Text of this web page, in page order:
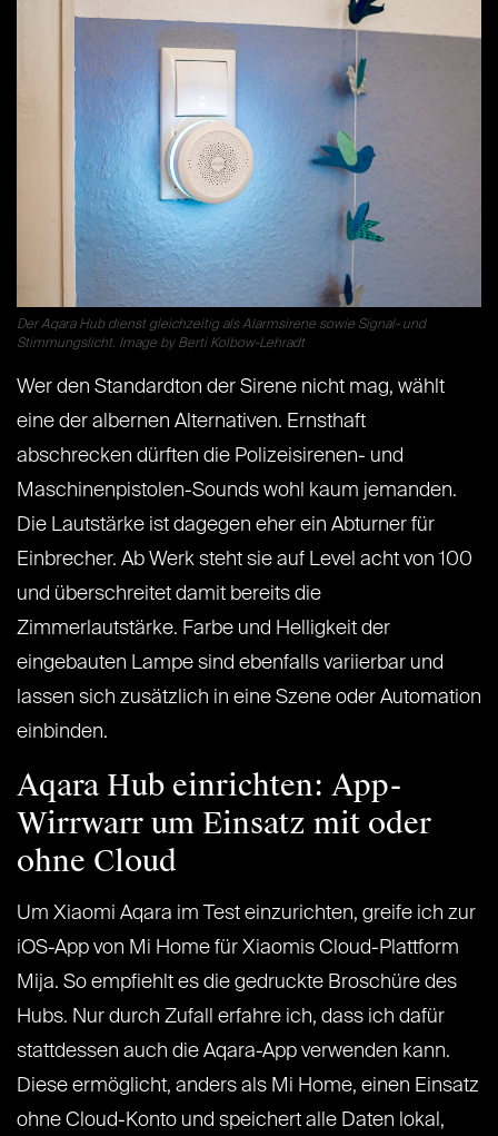
Der Aqara Hub dienst gleichzeitig als Alarmsirene sowie Signal- und
Stimmungslicht. Image by Berti Kolbow-Lehradt
Wer den Standardton der Sirene nicht mag, wählt
eine der albernen Alternativen. Ernsthaft
abschrecken dürften die Polizeisirenen- und
Maschinenpistolen-Sounds wohl kaum jemanden.
Die Lautstärke ist dagegen eher ein Abturner für
Einbrecher. Ab Werk steht sie auf Level acht von 100
und überschreitet damit bereits die
Zimmerlautstärke. Farbe und Helligkeit der
eingebauten Lampe sind ebenfalls variierbar und
lassen sich zusätzlich in eine Szene oder Automation
einbinden.
Aqara Hub einrichten: App-
Wirrwarr um Einsatz mit oder
ohne Cloud
Um Xiaomi Aqara im Test einzurichten, greife ich zur
iOS-App von Mi Home für Xiaomis Cloud-Plattform
Mija. So empfiehlt es die gedruckte Broschüre des
Hubs. Nur durch Zufall erfahre ich, dass ich dafür
stattdessen auch die Aqara-App verwenden kann.
Diese ermöglicht, anders als Mi Home, einen Einsatz
ohne Cloud-Konto und speichert alle Daten lokal,